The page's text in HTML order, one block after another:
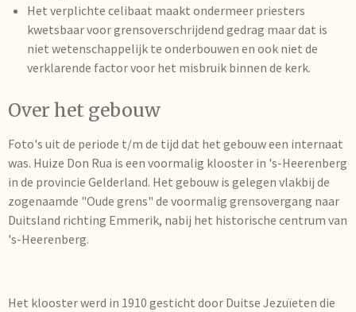
Het verplichte celibaat maakt ondermeer priesters
kwetsbaar voor grensoverschrijdend gedrag maar dat is
niet wetenschappelijk te onderbouwen en ook niet de
verklarende factor voor het misbruik binnen de kerk.
Over het gebouw
Foto's uit de periode t/m de tijd dat het gebouw een internaat
was. Huize Don Rua is een voormalig klooster in 's-Heerenberg
in de provincie Gelderland. Het gebouw is gelegen vlakbij de
zogenaamde "Oude grens" de voormalig grensovergang naar
Duitsland richting Emmerik, nabij het historische centrum van
's-Heerenberg.
Het klooster werd in 1910 gesticht door Duitse Jezuïeten die